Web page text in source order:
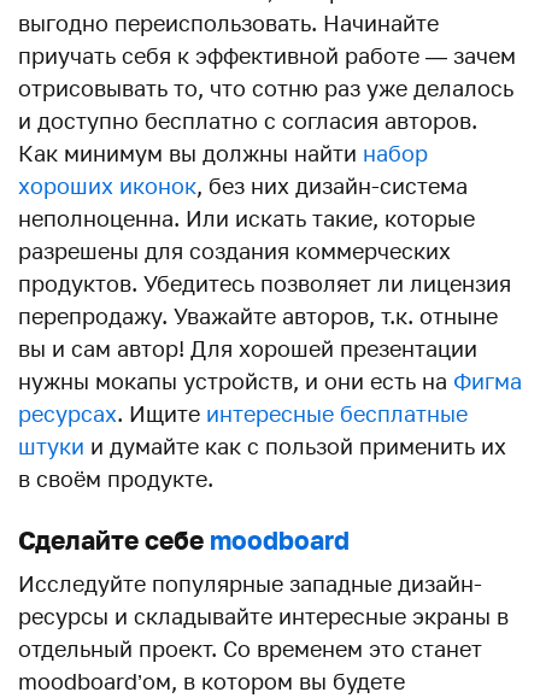
выгодно переиспользовать. Начинайте
приучать себя к эффективной работе — зачем
отрисовывать то, что сотню раз уже делалось
и доступно бесплатно с согласия авторов.
Как минимум вы должны найти набор
хороших иконок, без них дизайн-система
неполноценна. Или искать такие, которые
разрешены для создания коммерческих
продуктов. Убедитесь позволяет ли лицензия
перепродажу. Уважайте авторов, т.к. отныне
вы и сам автор! Для хорошей презентации
нужны мокапы устройств, и они есть на Фигма
ресурсах. Ищите интересные бесплатные
штуки и думайте как с пользой применить их
в своём продукте.
Сделайте себе moodboard
Исследуйте популярные западные дизайн-
ресурсы и складывайте интересные экраны в
отдельный проект. Со временем это станет
moodboard’ом, в котором вы будете